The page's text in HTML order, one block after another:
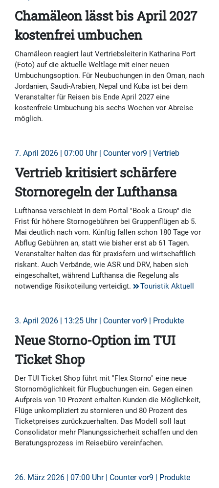
Chamäleon lässt bis April 2027
kostenfrei umbuchen
Chamäleon reagiert laut Vertriebsleiterin Katharina Port
(Foto) auf die aktuelle Weltlage mit einer neuen
Umbuchungsoption. Für Neubuchungen in den Oman, nach
Jordanien, Saudi-Arabien, Nepal und Kuba ist bei dem
Veranstalter für Reisen bis Ende April 2027 eine
kostenfreie Umbuchung bis sechs Wochen vor Abreise
möglich.
7. April 2026 | 07:00 Uhr | Counter vor9 | Vertrieb
Vertrieb kritisiert schärfere
Stornoregeln der Lufthansa
Lufthansa verschiebt in dem Portal "Book a Group" die
Frist für höhere Stornogebühren bei Gruppenflügen ab 5.
Mai deutlich nach vorn. Künftig fallen schon 180 Tage vor
Abflug Gebühren an, statt wie bisher erst ab 61 Tagen.
Veranstalter halten das für praxisfern und wirtschaftlich
riskant. Auch Verbände, wie ASR und DRV, haben sich
eingeschaltet, während Lufthansa die Regelung als
notwendige Risikoteilung verteidigt.
Touristik Aktuell
3. April 2026 | 13:25 Uhr | Counter vor9 | Produkte
Neue Storno-Option im TUI
Ticket Shop
Der TUI Ticket Shop führt mit "Flex Storno" eine neue
Stornomöglichkeit für Flugbuchungen ein. Gegen einen
Aufpreis von 10 Prozent erhalten Kunden die Möglichkeit,
Flüge unkompliziert zu stornieren und 80 Prozent des
Ticketpreises zurückzuerhalten. Das Modell soll laut
Consolidator mehr Planungssicherheit schaffen und den
Beratungsprozess im Reisebüro vereinfachen.
26. März 2026 | 07:00 Uhr | Counter vor9 | Produkte